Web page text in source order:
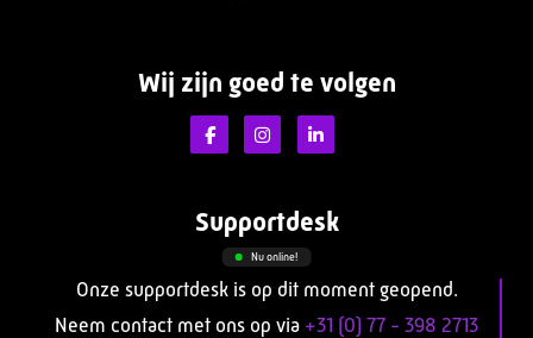
Wij zijn goed te volgen
Nu online!
Supportdesk
Onze supportdesk is op dit moment geopend.
Neem contact met ons op via +31 (0) 77 - 398 2713